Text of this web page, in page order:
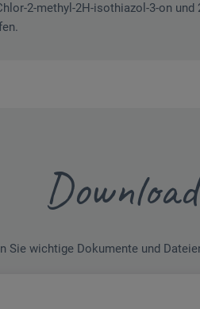
2-methyl-2H-isothiazol-3-on
Sie wichtige Dokumente und